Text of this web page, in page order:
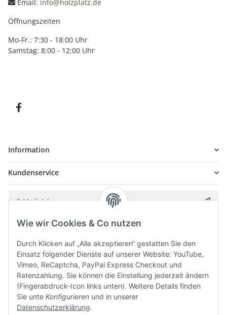
Email: info@holzplatz.de
Öffnungszeiten
Mo-Fr.: 7:30 - 18:00 Uhr
Samstag: 8:00 - 12:00 Uhr
Information
Kundenservice
Bitte senden Sie mir entsprechend IhrerDatenschutzerklärung
Wie wir Cookies & Co nutzen
Durch Klicken auf „Alle akzeptieren“ gestatten Sie den
Einsatz folgender Dienste auf unserer Website: YouTube,
Vimeo, ReCaptcha, PayPal Express Checkout und
Ratenzahlung. Sie können die Einstellung jederzeit ändern
(Fingerabdruck-Icon links unten). Weitere Details finden
Sie unte Konfigurieren und in unserer
Datenschutzerklärung.